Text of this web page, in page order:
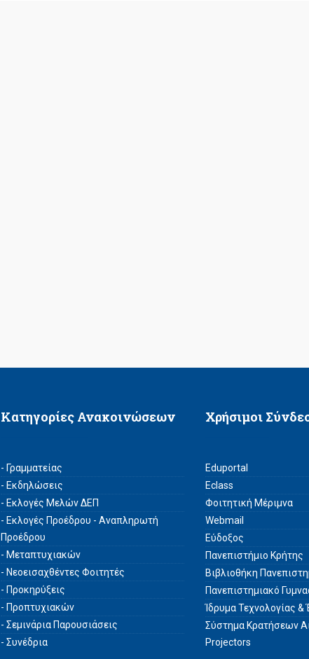
Κατηγορίες Ανακοινώσεων
- Γραμματείας
- Εκδηλώσεις
- Εκλογές Μελών ΔΕΠ
- Εκλογές Προέδρου - Αναπληρωτή
Προέδρου
- Μεταπτυχιακών
- Νεοεισαχθέντες Φοιτητές
- Προκηρύξεις
- Προπτυχιακών
- Σεμινάρια Παρουσιάσεις
- Συνέδρια
Χρήσιμοι
Eduportal
Eclass
Φοιτητική Μέριμνα
Webmail
Εύδοξος
Πανεπιστήμιο Κρήτης
Βιβλιοθήκη
Πανεπιστημιακό
Ίδρυμα Τεχνολογίας &
Σύστημα Kρατήσεων
Projectors